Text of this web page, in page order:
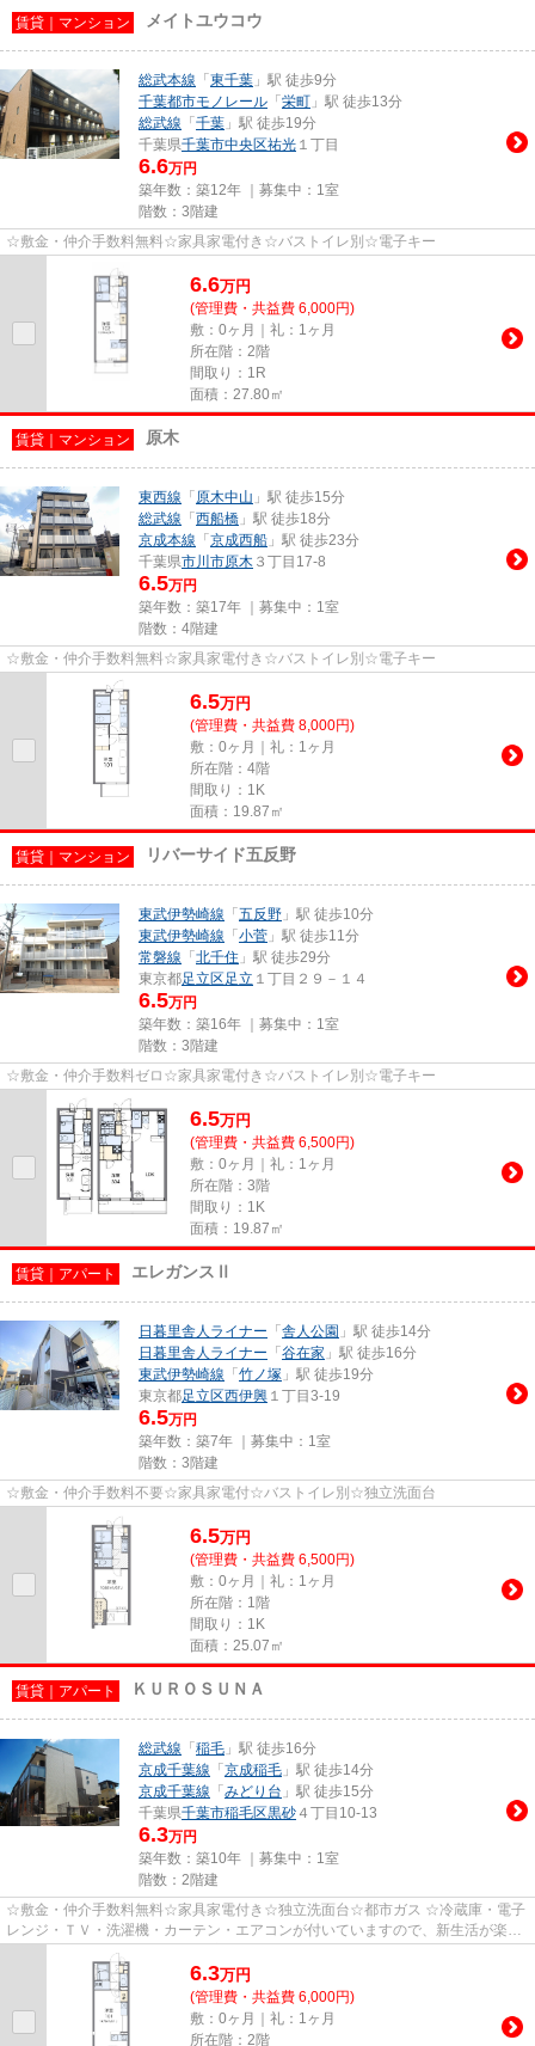
賃貸｜マンション メイトユウコウ
総武本線 「 東千葉 」駅 徒歩9分
千葉都市モノレール 「 栄町 」駅 徒歩13分
総武線 「 千葉 」駅 徒歩19分
千葉県千葉市中央区祐光 １丁目
6.6万円
築年数：築12年 ｜募集中： 1室
階数：3階建
☆敷金・仲介手数料無料☆家具家電付き☆バストイレ別☆電子キー
6.6万円
(管理費・共益費 6,000円)
敷：0ヶ月｜礼：1ヶ月
所在階：2階
間取り：1R
面積：27.80㎡
賃貸｜マンション 原木
東西線 「 原木中山 」駅 徒歩15分
総武線 「 西船橋 」駅 徒歩18分
京成本線 「 京成西船 」駅 徒歩23分
千葉県市川市原木 ３丁目17-8
6.5万円
築年数：築17年 ｜募集中： 1室
階数：4階建
☆敷金・仲介手数料無料☆家具家電付き☆バストイレ別☆電子キー
6.5万円
(管理費・共益費 8,000円)
敷：0ヶ月｜礼：1ヶ月
所在階：4階
間取り：1K
面積：19.87㎡
賃貸｜マンション リバーサイド五反野
東武伊勢崎線 「 五反野 」駅 徒歩10分
東武伊勢崎線 「 小菅 」駅 徒歩11分
常磐線 「 北千住 」駅 徒歩29分
東京都足立区足立 １丁目２９－１４
6.5万円
築年数：築16年 ｜募集中： 1室
階数：3階建
☆敷金・仲介手数料ゼロ☆家具家電付き☆バストイレ別☆電子キー
6.5万円
(管理費・共益費 6,500円)
敷：0ヶ月｜礼：1ヶ月
所在階：3階
間取り：1K
面積：19.87㎡
賃貸｜アパート エレガンスⅡ
日暮里舎人ライナー 「 舎人公園 」駅 徒歩14分
日暮里舎人ライナー 「 谷在家 」駅 徒歩16分
東武伊勢崎線 「 竹ノ塚 」駅 徒歩19分
東京都足立区西伊興 １丁目3-19
6.5万円
築年数：築7年 ｜募集中： 1室
階数：3階建
☆敷金・仲介手数料不要☆家具家電付☆バストイレ別☆独立洗面台
6.5万円
(管理費・共益費 6,500円)
敷：0ヶ月｜礼：1ヶ月
所在階：1階
間取り：1K
面積：25.07㎡
賃貸｜アパート ＫＵＲＯＳＵＮＡ
総武線 「 稲毛 」駅 徒歩16分
京成千葉線 「 京成稲毛 」駅 徒歩14分
京成千葉線 「 みどり台 」駅 徒歩15分
千葉県千葉市稲毛区黒砂 ４丁目10-13
6.3万円
築年数：築10年 ｜募集中： 1室
階数：2階建
☆敷金・仲介手数料無料☆家具家電付き☆独立洗面台☆都市ガス ☆冷蔵庫・電子
レンジ・ＴＶ・洗濯機・カーテン・エアコンが付いていますので、新生活が楽に
始められます。 ☆入居期間中に家...
6.3万円
(管理費・共益費 6,000円)
敷：0ヶ月｜礼：1ヶ月
所在階：2階